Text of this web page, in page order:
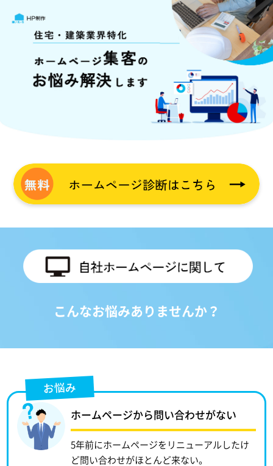
こんなお悩みありませんか？
お悩み
ホームページから問い合わせがない
5年前にホームページをリニューアルしたけ
ど問い合わせがほとんど来ない。